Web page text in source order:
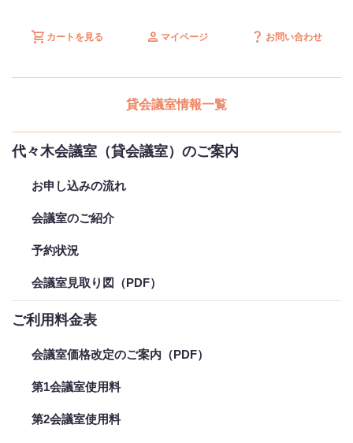
shopping_cart カートを見る person マイページ question_mark お問い合わせ
貸会議室情報一覧
代々木会議室（貸会議室）のご案内
お申し込みの流れ
会議室のご紹介
予約状況
会議室見取り図（PDF）
ご利用料金表
会議室価格改定のご案内（PDF）
第1会議室使用料
第2会議室使用料